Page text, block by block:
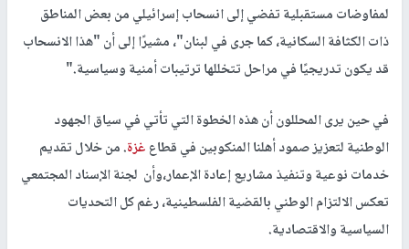
لمفاوضات مستقبلية تفضي إلى انسحاب إسرائيلي من بعض المناطق
ذات الكثافة السكانية، كما جرى في لبنان"، مشيرًا إلى أن "هذا الانسحاب
قد يكون تدريجيًا في مراحل تتخللها ترتيبات أمنية وسياسية".
في حين يرى المحللون أن هذه الخطوة التي تأتي في سياق الجهود
الوطنية لتعزيز صمود أهلنا المنكوبين في قطاعغزة. من خلال تقديم
خدمات نوعية وتنفيذ مشاريع إعادة الإعمار،وأن لجنة الإسناد المجتمعي
تعكس الالتزام الوطني بالقضية الفلسطينية، رغم كل التحديات
السياسية والاقتصادية.